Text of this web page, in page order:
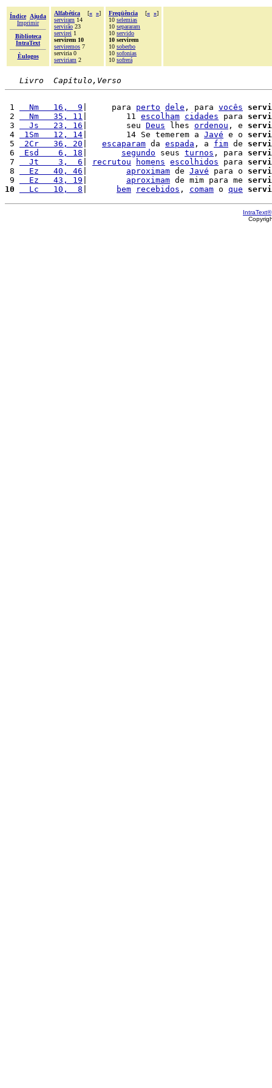
Índice
Ajuda
Imprimir
Biblioteca
IntraText
Èulogos
Alfabética [« »]
serviram 14
servirão 23
servirei 1
servirem 10
serviremos 7
serviria 0
serviriam 2
Freqüência [« »]
10 selemias
10 separaram
10 servido
10 servirem
10 soberbo
10 sofonias
10 sofrerá
Livro  Capítulo,Verso
1
  Nm   16,  9
|     para perto dele , para vocês
2
  Nm   35, 11
|        11 escolham cidades para
3
  Js   23, 16
|        seu Deus lhes ordenou , e
4
1Sm   12, 14 |        14 Se temerem a Javé e o
5
2Cr   36, 20 escaparam da espada , a fim de
6
Esd    6, 18 segundo seus turnos , para
7
  Jt    3,  6
recrutou homens escolhidos para
8
  Ez   40, 46
aproximam de Javé para o
9
  Ez   43, 19
aproximam de mim para me
10
  Lc   10,  8
bem recebidos , comam o que
IntraText®